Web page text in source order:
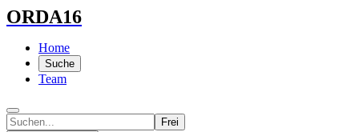
ORDA16
Home
Suche
Team
Frei